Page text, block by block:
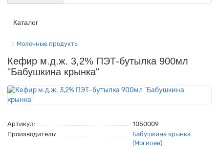
Каталог
Молочные продукты
Кефир м.д.ж. 3,2% ПЭТ-бутылка 900мл
"Бабушкина крынка"
Артикул:
1050009
Производитель:
Бабушкина крынка
(Могилев)